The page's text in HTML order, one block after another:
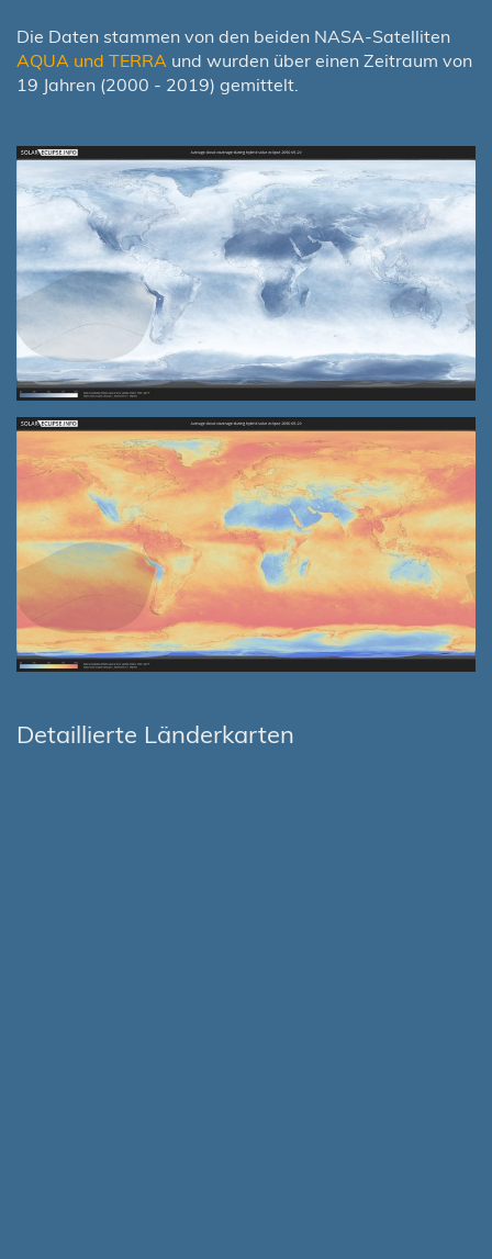
Die Daten stammen von den beiden NASA-Satelliten
AQUA und TERRA und wurden über einen Zeitraum von
19 Jahren (2000 - 2019) gemittelt.
Detaillierte Länderkarten